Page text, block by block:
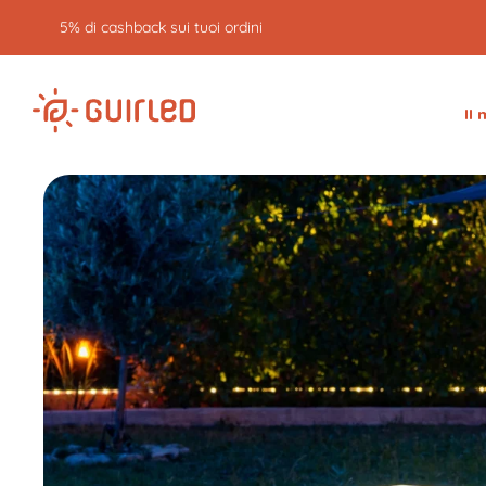
5% di cashback sui tuoi ordini
Il